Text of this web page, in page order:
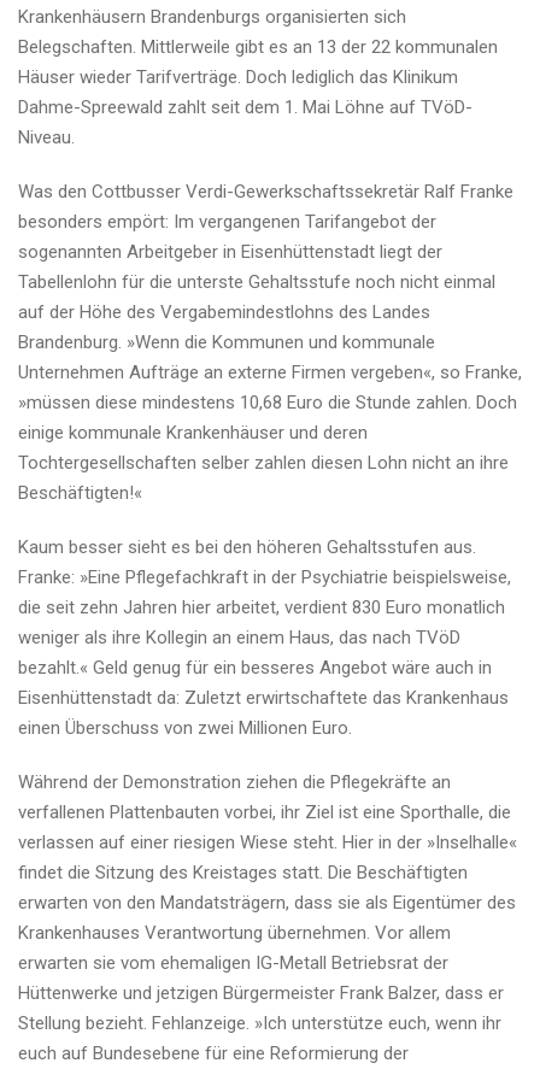
Krankenhäusern Brandenburgs organisierten sich
Belegschaften. Mittlerweile gibt es an 13 der 22 kommunalen
Häuser wieder Tarifverträge. Doch lediglich das Klinikum
Dahme-Spreewald zahlt seit dem 1. Mai Löhne auf TVöD-
Niveau.
Was den Cottbusser Verdi-Gewerkschaftssekretär Ralf Franke
besonders empört: Im vergangenen Tarifangebot der
sogenannten Arbeitgeber in Eisenhüttenstadt liegt der
Tabellenlohn für die unterste Gehaltsstufe noch nicht einmal
auf der Höhe des Vergabemindestlohns des Landes
Brandenburg. »Wenn die Kommunen und kommunale
Unternehmen Aufträge an externe Firmen vergeben«, so Franke,
»müssen diese mindestens 10,68 Euro die Stunde zahlen. Doch
einige kommunale Krankenhäuser und deren
Tochtergesellschaften selber zahlen diesen Lohn nicht an ihre
Beschäftigten!«
Kaum besser sieht es bei den höheren Gehaltsstufen aus.
Franke: »Eine Pflegefachkraft in der Psychiatrie beispielsweise,
die seit zehn Jahren hier arbeitet, verdient 830 Euro monatlich
weniger als ihre Kollegin an einem Haus, das nach TVöD
bezahlt.« Geld genug für ein besseres Angebot wäre auch in
Eisenhüttenstadt da: Zuletzt erwirtschaftete das Krankenhaus
einen Überschuss von zwei Millionen Euro.
Während der Demonstration ziehen die Pflegekräfte an
verfallenen Plattenbauten vorbei, ihr Ziel ist eine Sporthalle, die
verlassen auf einer riesigen Wiese steht. Hier in der »Inselhalle«
findet die Sitzung des Kreistages statt. Die Beschäftigten
erwarten von den Mandatsträgern, dass sie als Eigentümer des
Krankenhauses Verantwortung übernehmen. Vor allem
erwarten sie vom ehemaligen IG-Metall Betriebsrat der
Hüttenwerke und jetzigen Bürgermeister Frank Balzer, dass er
Stellung bezieht. Fehlanzeige. »Ich unterstütze euch, wenn ihr
euch auf Bundesebene für eine Reformierung der